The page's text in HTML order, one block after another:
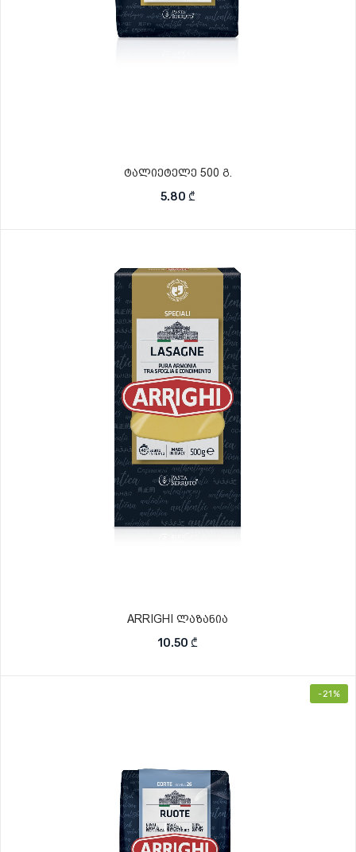
ტალიეტელე 500 გ.
5.80 ₾
ARRIGHI ლაზანია
10.50 ₾
-21%